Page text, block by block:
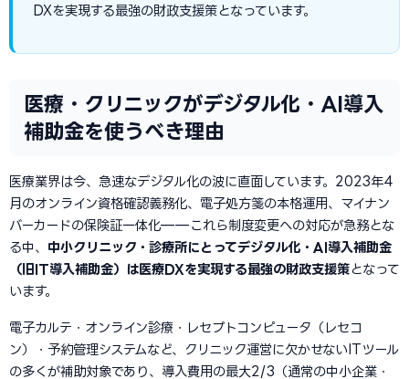
DXを実現する最強の財政支援策となっています。
医療・クリニックがデジタル化・AI導入
補助金を使うべき理由
医療業界は今、急速なデジタル化の波に直面しています。2023年4
月のオンライン資格確認義務化、電子処方箋の本格運用、マイナン
バーカードの保険証一体化——これら制度変更への対応が急務とな
る中、 中小クリニック・診療所にとってデジタル化・AI導入補助金
（旧IT導入補助金）は医療DXを実現する最強の財政支援策 となって
います。
電子カルテ・オンライン診療・レセプトコンピュータ（レセコ
ン）・予約管理システムなど、クリニック運営に欠かせないITツール
の多くが補助対象であり、導入費用の最大2/3（通常の中小企業・